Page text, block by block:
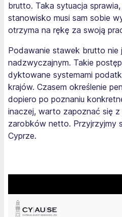
brutto. Taka sytuacja
stanowisko musi sam sobie
otrzyma na rękę za swoją
Podawanie stawek brutto nie
nadzwyczajnym. Takie
dyktowane systemami
krajów. Czasem określenie
dopiero po poznaniu
inaczej, warto zapoznać się
zarobków netto. Przyjrzyjmy
Cyprze.